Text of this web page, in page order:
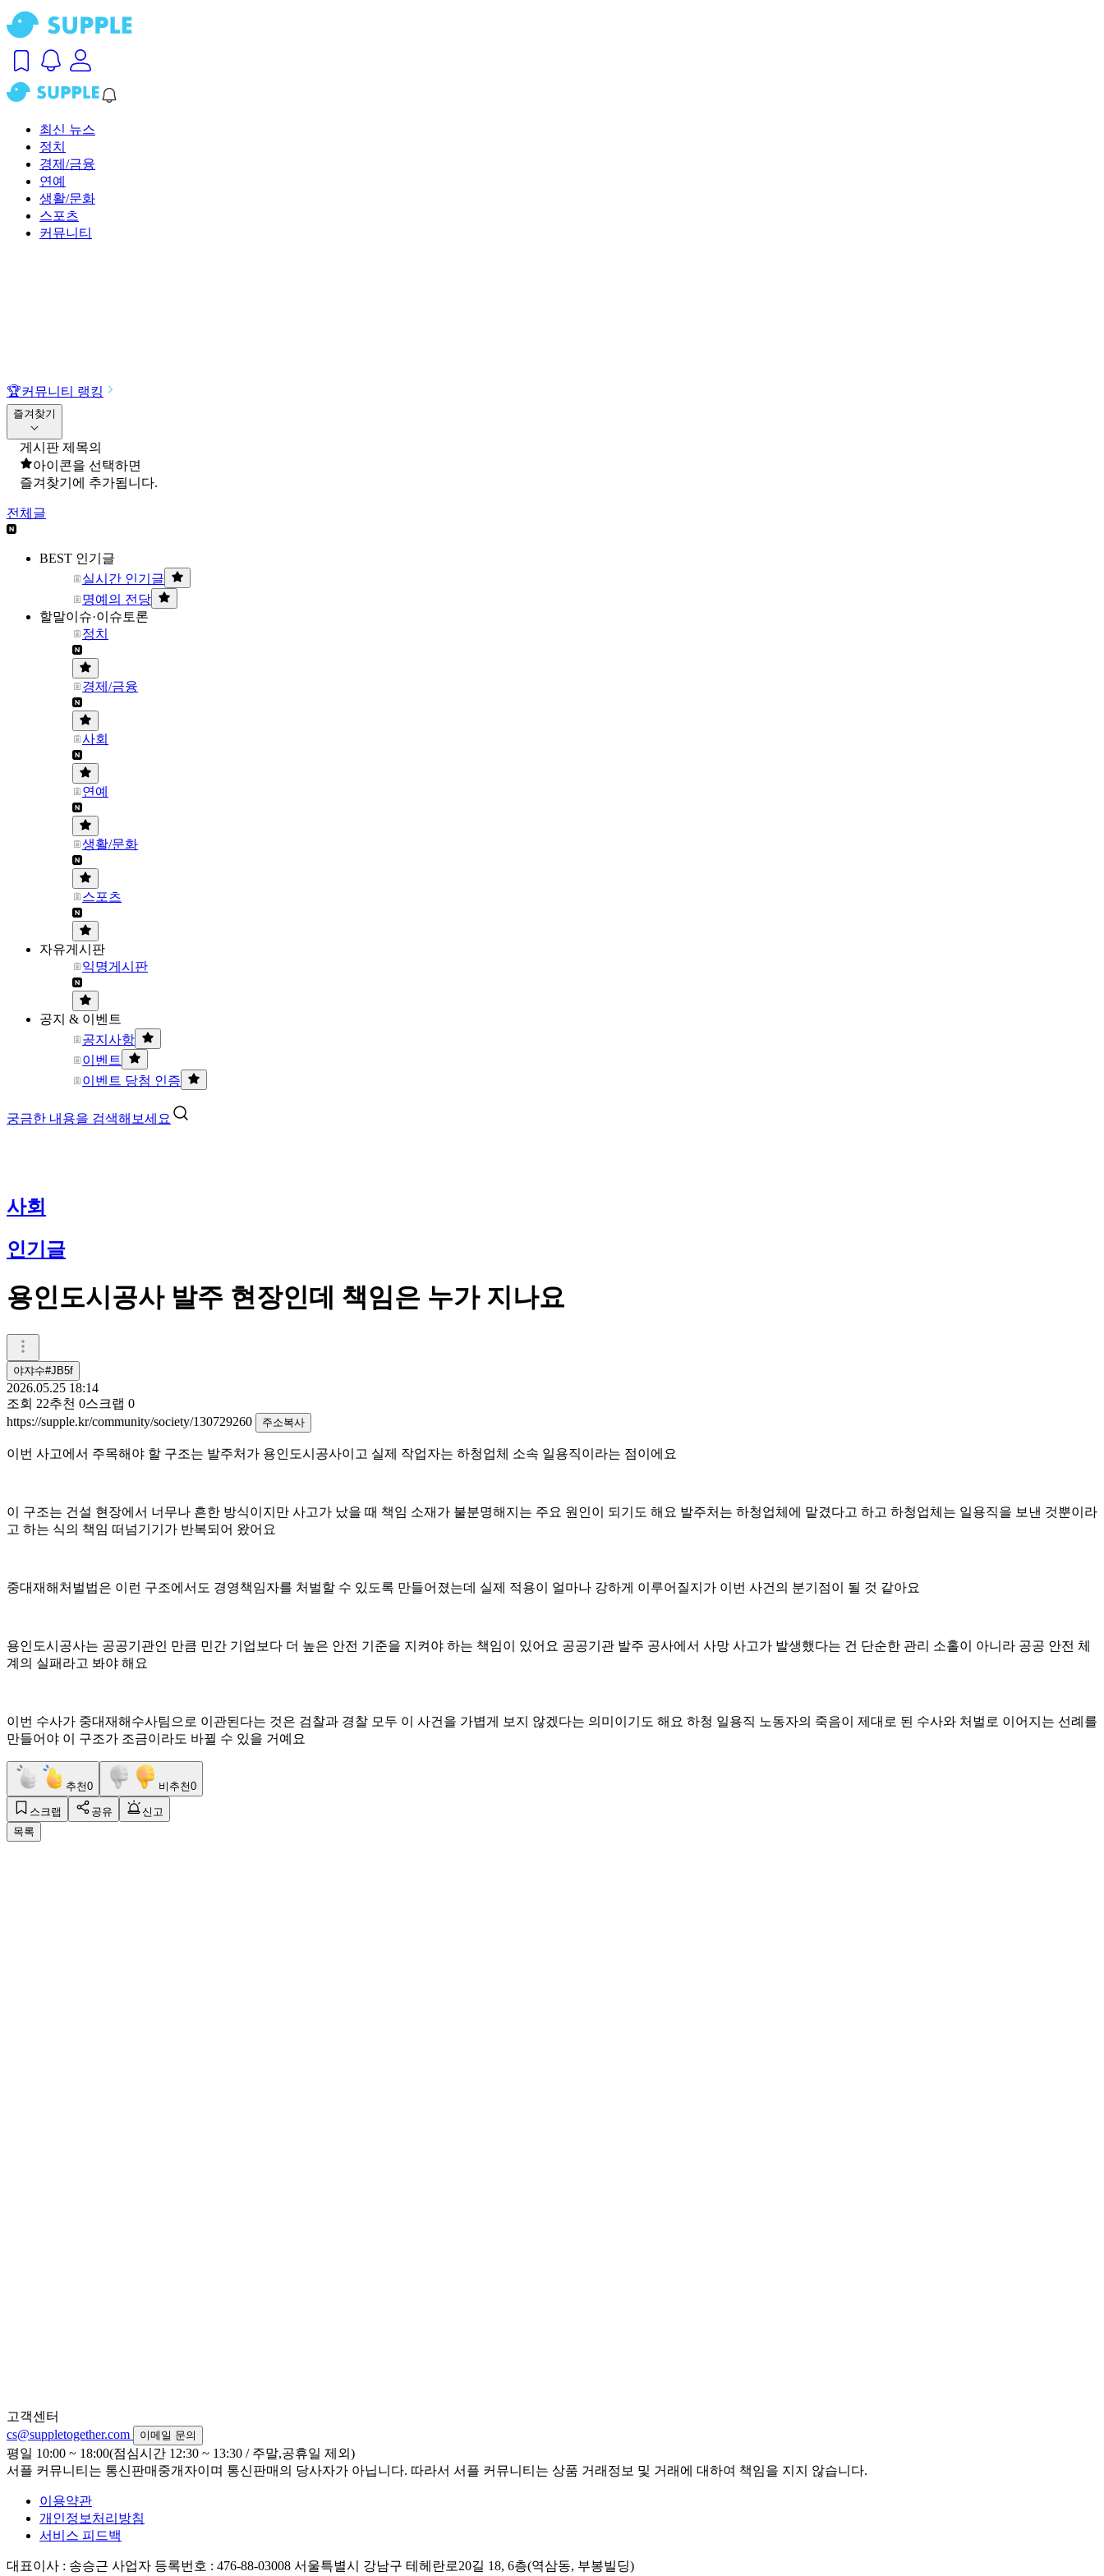
최신 뉴스
정치
경제/금융
연예
생활/문화
스포츠
커뮤니티
🏆커뮤니티 랭킹
즐겨찾기
게시판 제목의
아이콘을 선택하면
즐겨찾기에 추가됩니다.
전체글
BEST 인기글
실시간 인기글
명예의 전당
할말이슈·이슈토론
정치
경제/금융
사회
연예
생활/문화
스포츠
자유게시판
익명게시판
공지 & 이벤트
공지사항
이벤트
이벤트 당첨 인증
궁금한 내용을 검색해보세요
사회
인기글
용인도시공사 발주 현장인데 책임은 누가 지나요
야쟈수#JB5f
2026.05.25 18:14
조회 22추천 0스크랩 0
https://supple.kr/community/society/130729260
주소복사
이번 사고에서 주목해야 할 구조는 발주처가 용인도시공사이고 실제 작업자는 하청업체 소속 일용직이라는 점이에요
이 구조는 건설 현장에서 너무나 흔한 방식이지만 사고가 났을 때 책임 소재가 불분명해지는 주요 원인이 되기도 해요 발주처는 하청업체에 맡겼다고 하고 하청업체는 일용직을 보낸 것뿐이라
고 하는 식의 책임 떠넘기기가 반복되어 왔어요
중대재해처벌법은 이런 구조에서도 경영책임자를 처벌할 수 있도록 만들어졌는데 실제 적용이 얼마나 강하게 이루어질지가 이번 사건의 분기점이 될 것 같아요
용인도시공사는 공공기관인 만큼 민간 기업보다 더 높은 안전 기준을 지켜야 하는 책임이 있어요 공공기관 발주 공사에서 사망 사고가 발생했다는 건 단순한 관리 소홀이 아니라 공공 안전 체
계의 실패라고 봐야 해요
이번 수사가 중대재해수사팀으로 이관된다는 것은 검찰과 경찰 모두 이 사건을 가볍게 보지 않겠다는 의미이기도 해요 하청 일용직 노동자의 죽음이 제대로 된 수사와 처벌로 이어지는 선례를
만들어야 이 구조가 조금이라도 바뀔 수 있을 거예요
추천0 비추천0
스크랩 공유
신고
목록
고객센터
cs@suppletogether.com
이메일 문의
평일 10:00 ~ 18:00(점심시간 12:30 ~ 13:30 / 주말,공휴일 제외)
서플 커뮤니티는 통신판매중개자이며 통신판매의 당사자가 아닙니다. 따라서 서플 커뮤니티는 상품 거래정보 및 거래에 대하여 책임을 지지 않습니다.
이용약관
개인정보처리방침
서비스 피드백
대표이사 : 송승근 사업자 등록번호 : 476-88-03008 서울특별시 강남구 테헤란로20길 18, 6층(역삼동, 부봉빌딩)